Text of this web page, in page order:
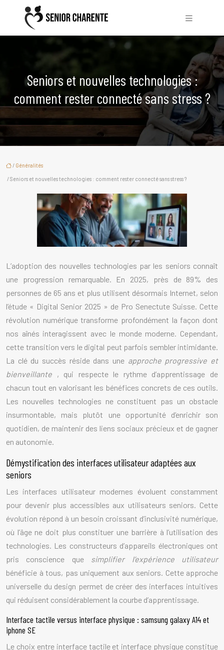
Seniors et nouvelles technologies :
comment rester connecté sans stress ?
/ Généralités
/ Seniors et nouvelles technologies : comment rester connecté sans stress ?
L’adoption des nouvelles technologies par les seniors connaît
une progression remarquable. En 2025, près de 89% des
personnes de 65 ans et plus utilisent désormais Internet, selon
l’étude « Digital Senior 2025 » de Pro Senectute Suisse. Cette
révolution numérique transforme profondément la façon dont
nos aînés interagissent avec le monde moderne. Cependant,
cette transition vers le digital peut parfois sembler intimidante.
La clé du succès réside dans une approche progressive et
bienveillante , qui respecte le rythme d’apprentissage de
chacun tout en valorisant les bénéfices concrets de ces outils.
Les nouvelles technologies ne constituent pas un obstacle
insurmontable, mais plutôt une opportunité d’enrichir son
quotidien, de maintenir des liens sociaux précieux et de gagner
en autonomie.
Démystification des interfaces utilisateur adaptées aux
seniors
Les interfaces utilisateur modernes évoluent constamment
pour devenir plus accessibles aux utilisateurs seniors. Cette
évolution répond à un besoin croissant d’inclusivité numérique,
où l’âge ne doit plus constituer une barrière à l’utilisation des
technologies. Les constructeurs d’appareils électroniques ont
pris conscience que simplifier l’expérience utilisateur
bénéficie à tous, pas uniquement aux seniors. Cette approche
universelle du design permet de créer des interfaces intuitives
qui réduisent considérablement la courbe d’apprentissage.
Interface tactile versus interface physique : samsung galaxy A14 et
iphone SE
Le choix entre interface tactile et interface physique constitue